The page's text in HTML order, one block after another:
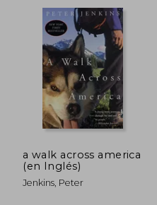
45%
dcto.
$ 104.602
$ 57.531
a walk across america
(en Inglés)
Jenkins, Peter